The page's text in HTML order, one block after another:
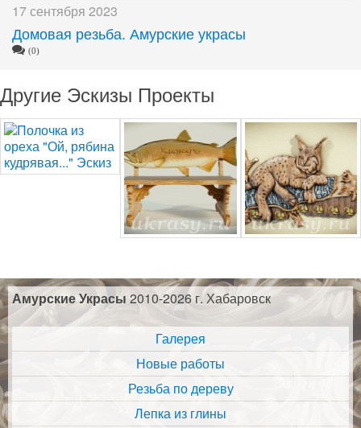
17 сентября 2023
Домовая резьба. Амурские украсы
(0)
Другие Эскизы Проекты
Амурские Украсы 2010-2026 г. Хабаровск
Галерея
Новые работы
Резьба по дереву
Лепка из глины